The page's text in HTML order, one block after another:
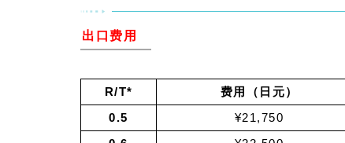
出口费用
R/T* 费用（日元）
0.5 ¥21,750